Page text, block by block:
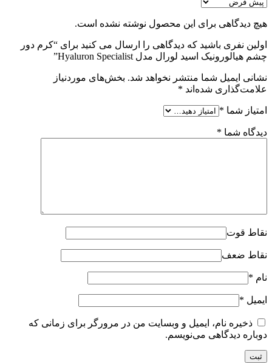
هیچ دیدگاهی برای این محصول نوشته نشده است.
اولین نفری باشید که دیدگاهی را ارسال می کنید برای “کرم دور
چشم هیالورونیک اسید لورال مدل Hyaluron Specialist”
نشانی ایمیل شما منتشر نخواهد شد. بخش‌های موردنیاز
علامت‌گذاری شده‌اند *
امتیاز شما *
دیدگاه شما *
نقاط قوت
نقاط ضعف
نام *
ایمیل *
ذخیره نام، ایمیل و وبسایت من در مرورگر برای زمانی که
دوباره دیدگاهی می‌نویسم.